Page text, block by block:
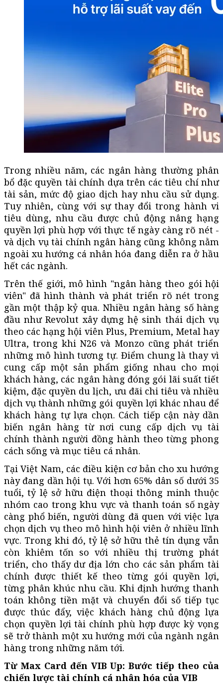
Trong nhiều năm, các ngân hàng thường phân
bổ đặc quyền tài chính dựa trên các tiêu chí như
tài sản, mức độ giao dịch hay nhu cầu sử dụng.
Tuy nhiên, cùng với sự thay đổi trong hành vi
tiêu dùng, nhu cầu được chủ động nâng hạng
quyền lợi phù hợp với thực tế ngày càng rõ nét -
và dịch vụ tài chính ngân hàng cũng không nằm
ngoài xu hướng cá nhân hóa đang diễn ra ở hầu
hết các ngành.
Trên thế giới, mô hình "ngân hàng theo gói hội
viên" đã hình thành và phát triển rõ nét trong
gần một thập kỷ qua. Nhiều ngân hàng số hàng
đầu như Revolut xây dựng hệ sinh thái dịch vụ
theo các hạng hội viên Plus, Premium, Metal hay
Ultra, trong khi N26 và Monzo cũng phát triển
những mô hình tương tự. Điểm chung là thay vì
cung cấp một sản phẩm giống nhau cho mọi
khách hàng, các ngân hàng đóng gói lãi suất tiết
kiệm, đặc quyền du lịch, ưu đãi chi tiêu và nhiều
dịch vụ thành những gói quyền lợi khác nhau để
khách hàng tự lựa chọn. Cách tiếp cận này dần
biến ngân hàng từ nơi cung cấp dịch vụ tài
chính thành người đồng hành theo từng phong
cách sống và mục tiêu cá nhân.
Tại Việt Nam, các điều kiện cơ bản cho xu hướng
này đang dần hội tụ. Với hơn 65% dân số dưới 35
tuổi, tỷ lệ sở hữu điện thoại thông minh thuộc
nhóm cao trong khu vực và thanh toán số ngày
càng phổ biến, người dùng đã quen với việc lựa
chọn dịch vụ theo mô hình hội viên ở nhiều lĩnh
vực. Trong khi đó, tỷ lệ sở hữu thẻ tín dụng vẫn
còn khiêm tốn so với nhiều thị trường phát
triển, cho thấy dư địa lớn cho các sản phẩm tài
chính được thiết kế theo từng gói quyền lợi,
từng phân khúc nhu cầu. Khi định hướng thanh
toán không tiền mặt và chuyển đổi số tiếp tục
được thúc đẩy, việc khách hàng chủ động lựa
chọn quyền lợi tài chính phù hợp được kỳ vọng
sẽ trở thành một xu hướng mới của ngành ngân
hàng trong những năm tới.
Từ Max Card đến VIB Up: Bước tiếp theo của
chiến lược tài chính cá nhân hóa của VIB